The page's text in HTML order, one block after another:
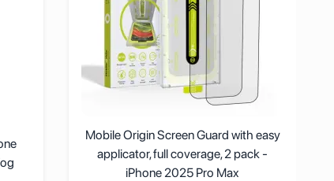
Mobile Origin Screen Guard with easy
applicator, full coverage, 2 pack -
iPhone 2025 Pro Max